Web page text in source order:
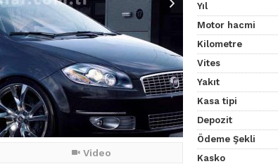
Video
Yıl
Motor hacmi
Kilometre
Vites
Yakıt
Kasa tipi
Depozit
Ödeme Şekli
Kasko